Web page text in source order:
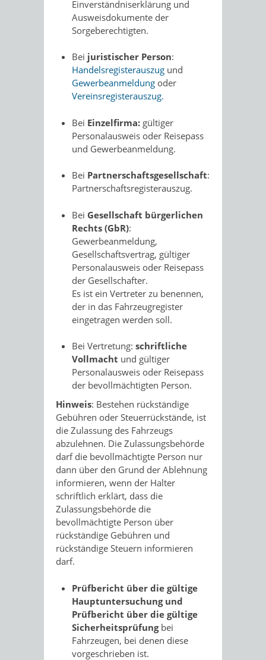
Einverständniserklärung und
Ausweisdokumente der
Sorgeberechtigten.
Bei juristischer Person:
Handelsregisterauszug und
Gewerbeanmeldung oder
Vereinsregisterauszug.
Bei Einzelfirma: gültiger
Personalausweis oder Reisepass
und Gewerbeanmeldung.
Bei Partnerschaftsgesellschaft:
Partnerschaftsregisterauszug.
Bei Gesellschaft bürgerlichen
Rechts (GbR):
Gewerbeanmeldung,
Gesellschaftsvertrag, gültiger
Personalausweis oder Reisepass
der Gesellschafter.
Es ist ein Vertreter zu benennen,
der in das Fahrzeugregister
eingetragen werden soll.
Bei Vertretung: schriftliche
Vollmacht und gültiger
Personalausweis oder Reisepass
der bevollmächtigten Person.
Hinweis: Bestehen rückständige
Gebühren oder Steuerrückstände, ist
die Zulassung des Fahrzeugs
abzulehnen. Die Zulassungsbehörde
darf die bevollmächtigte Person nur
dann über den Grund der Ablehnung
informieren, wenn der Halter
schriftlich erklärt, dass die
Zulassungsbehörde die
bevollmächtigte Person über
rückständige Gebühren und
rückständige Steuern informieren
darf.
Prüfbericht über die gültige
Hauptuntersuchung und
Prüfbericht über die gültige
Sicherheitsprüfung bei
Fahrzeugen, bei denen diese
vorgeschrieben ist.